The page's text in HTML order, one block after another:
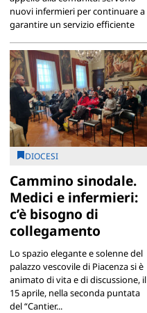
nuovi infermieri per continuare a
garantire un servizio efficiente
DIOCESI
Cammino sinodale.
Medici e infermieri:
c’è bisogno di
collegamento
Lo spazio elegante e solenne del
palazzo vescovile di Piacenza si è
animato di vita e di discussione, il
15 aprile, nella seconda puntata
del “Cantier...